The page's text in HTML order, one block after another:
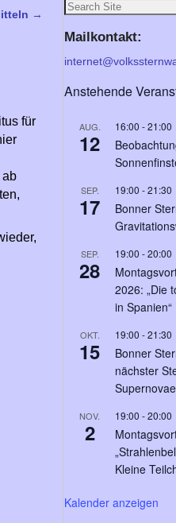
→
für
ab
Mailkontakt:
Anstehende
AUG.
12
16:00 -21:00
SEP.
17
19:00 -21:30
Bonner
SEP.
28
19:00 -20:00
2026: „Die
in Spanien“
OKT.
15
19:00 -21:30
Bonner
nächster
NOV.
2
19:00 -20:00
Kleine
Kalender anzeigen